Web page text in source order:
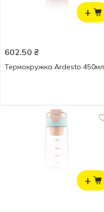
+
602.50 ₴
Термокружка Ardesto 450мл
+